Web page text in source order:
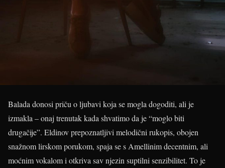
Balada donosi priču o ljubavi koja se mogla dogoditi, ali je
izmakla – onaj trenutak kada shvatimo da je “moglo biti
drugačije”. Eldinov prepoznatljivi melodični rukopis, obojen
snažnom lirskom porukom, spaja se s Amellinim decentnim, ali
moćnim vokalom i otkriva sav njezin suptilni senzibilitet. To je